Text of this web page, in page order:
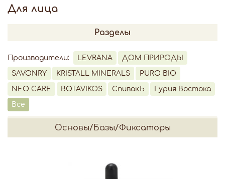
Для лица
Разделы
Производители: LEVRANA ДОМ ПРИРОДЫ
SAVONRY KRISTALL MINERALS PURO BIO
NEO CARE BOTAVIKOS СпивакЪ Гурия Востока
Все
Основы/Базы/Фиксаторы